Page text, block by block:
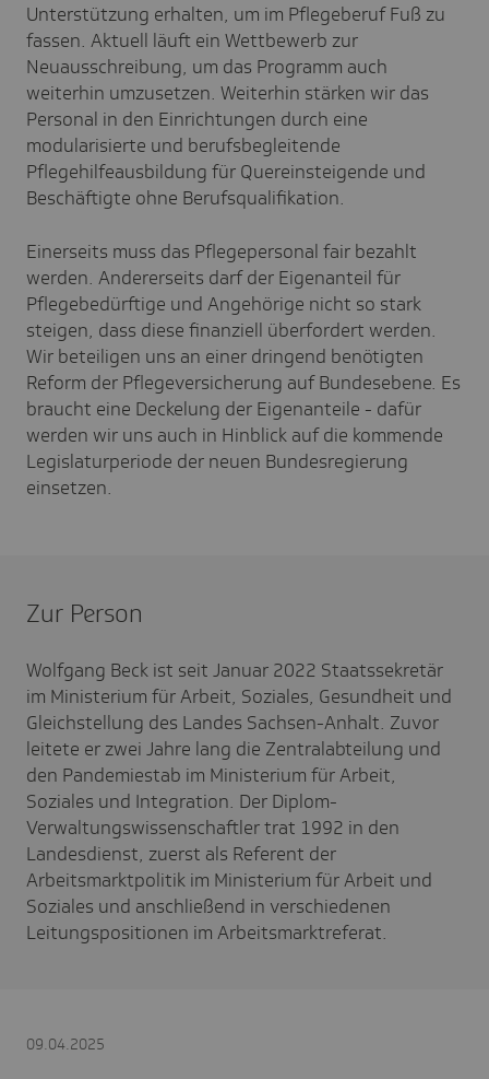
Unterstützung erhalten, um im Pflegeberuf Fuß zu
fassen. Aktuell läuft ein Wettbewerb zur
Neuausschreibung, um das Programm auch
weiterhin umzusetzen. Weiterhin stärken wir das
Personal in den Einrichtungen durch eine
modularisierte und berufsbegleitende
Pflegehilfeausbildung für Quereinsteigende und
Beschäftigte ohne Berufsqualifikation.
Einerseits muss das Pflegepersonal fair bezahlt
werden. Andererseits darf der Eigenanteil für
Pflegebedürftige und Angehörige nicht so stark
steigen, dass diese finanziell überfordert werden.
Wir beteiligen uns an einer dringend benötigten
Reform der Pflegeversicherung auf Bundesebene. Es
braucht eine Deckelung der Eigenanteile - dafür
werden wir uns auch in Hinblick auf die kommende
Legislaturperiode der neuen Bundesregierung
einsetzen.
Zur Person
Wolfgang Beck ist seit Januar 2022 Staatssekretär
im Ministerium für Arbeit, Soziales, Gesundheit und
Gleichstellung des Landes Sachsen-Anhalt. Zuvor
leitete er zwei Jahre lang die Zentralabteilung und
den Pandemiestab im Ministerium für Arbeit,
Soziales und Integration. Der Diplom-
Verwaltungswissenschaftler trat 1992 in den
Landesdienst, zuerst als Referent der
Arbeitsmarktpolitik im Ministerium für Arbeit und
Soziales und anschließend in verschiedenen
Leitungspositionen im Arbeitsmarktreferat.
09.04.2025